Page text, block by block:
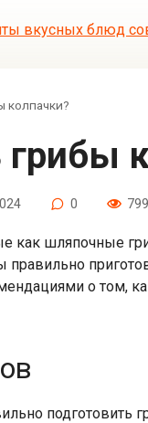
колпачки?
грибы
0 799
как шляпочные
правильно
о том,
подготовить